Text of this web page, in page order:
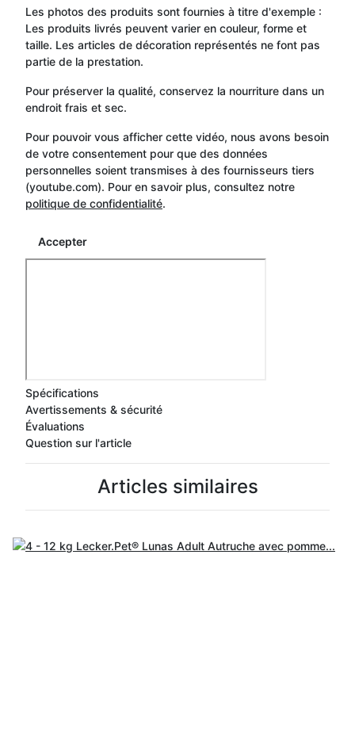
Les photos des produits sont fournies à titre d'exemple :
Les produits livrés peuvent varier en couleur, forme et
taille. Les articles de décoration représentés ne font pas
partie de la prestation.
Pour préserver la qualité, conservez la nourriture dans un
endroit frais et sec.
Pour pouvoir vous afficher cette vidéo, nous avons besoin
de votre consentement pour que des données
personnelles soient transmises à des fournisseurs tiers
(youtube.com). Pour en savoir plus, consultez notre
politique de confidentialité.
Accepter
Spécifications
Avertissements & sécurité
Évaluations
Question sur l'article
Articles similaires